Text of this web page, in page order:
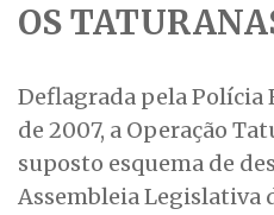
OS
Deflagrada pela Polícia
de 2007, a Operação
suposto esquema de
Assembleia Legislativa